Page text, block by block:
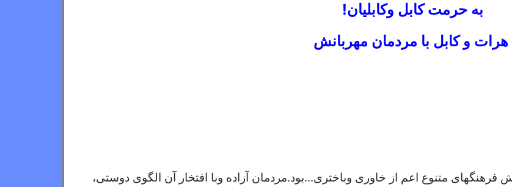
به حرمت کابل وکابلیان!
هرات و کابل با مردمان مهربانش
فرهنگهای متنوع اعم از خاوری وباختری...بود.مردمان آزاده وبا افتخار آن الگوی دوستی،